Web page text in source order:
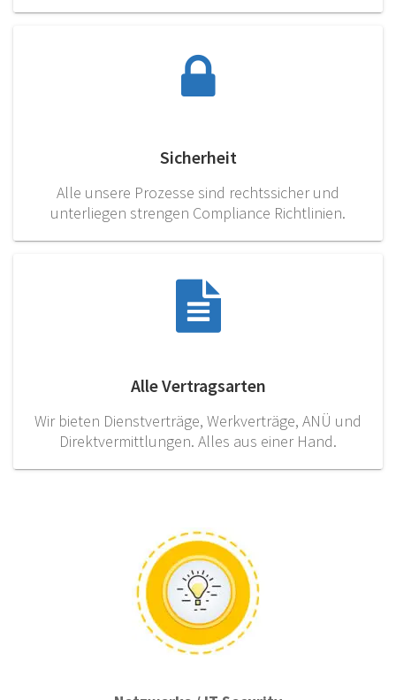
Sicherheit
Alle unsere Prozesse sind rechtssicher und
unterliegen strengen Compliance Richtlinien.
Alle Vertragsarten
Wir bieten Dienstverträge, Werkverträge, ANÜ und
Direktvermittlungen. Alles aus einer Hand.